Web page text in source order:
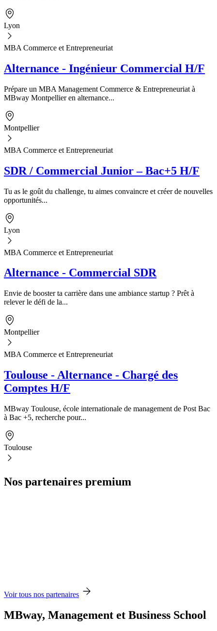
Lyon
MBA Commerce et Entrepreneuriat
Alternance - Ingénieur Commercial H/F
Prépare un MBA Management Commerce & Entrepreneuriat à
MBway Montpellier en alternance...
Montpellier
MBA Commerce et Entrepreneuriat
SDR / Commercial Junior – Bac+5 H/F
Tu as le goût du challenge, tu aimes convaincre et créer de nouvelles
opportunités...
Lyon
MBA Commerce et Entrepreneuriat
Alternance - Commercial SDR
Envie de booster ta carrière dans une ambiance startup ? Prêt à
relever le défi de la...
Montpellier
MBA Commerce et Entrepreneuriat
Toulouse - Alternance - Chargé des
Comptes H/F
MBway Toulouse, école internationale de management de Post Bac
à Bac +5, recherche pour...
Toulouse
Nos partenaires premium
Voir tous nos partenaires
MBway, Management et Business School